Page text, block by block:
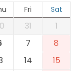
Fri Sat
31
1
7
8
14
15